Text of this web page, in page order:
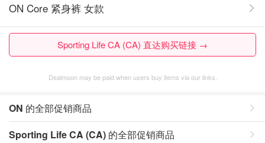
ON Core 紧身裤 女款
Sporting Life CA (CA) 直达购买链接 →
Dealmoon may be paid when users buy items via our links.
ON 的全部促销商品
Sporting Life CA (CA) 的全部促销商品